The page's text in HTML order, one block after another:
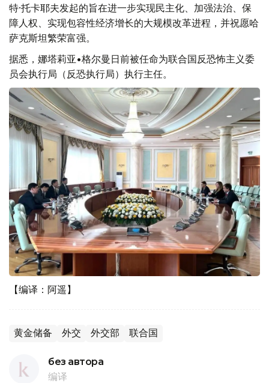
特·托卡耶夫发起的旨在进一步实现民主化、加强法治、保
障人权、实现包容性经济增长的大规模改革进程，并祝愿哈
萨克斯坦繁荣富强。
据悉，娜塔莉亚•格尔曼日前被任命为联合国反恐怖主义委
员会执行局（反恐执行局）执行主任。
【编译：阿遥】
黄金储备 外交 外交部 联合国
без автора
编译